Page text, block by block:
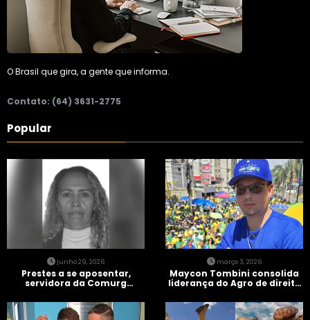
O Brasil que gira, a gente que informa.
Contato: (64) 3631-2775
Popular
junho 29, 2026
Prestes a se aposentar,
servidora da Comurg
entra em protocolo de
morte encefálica
março 3, 2026
Maycon Tombini consolida
liderança do Agro de direita
Brasil” em Goiânia